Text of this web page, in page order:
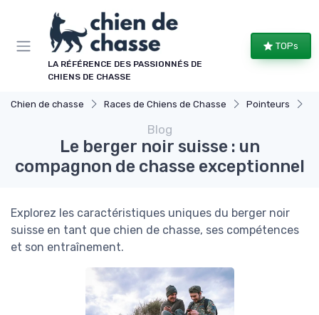
LA RÉFÉRENCE DES PASSIONNÉS DE
CHIENS DE CHASSE
TOPs
Chien de chasse Races de Chiens de Chasse Pointeurs
Blog
Le berger noir suisse : un
compagnon de chasse exceptionnel
Explorez les caractéristiques uniques du berger noir
suisse en tant que chien de chasse, ses compétences
et son entraînement.
Panneau de gestion des cookies